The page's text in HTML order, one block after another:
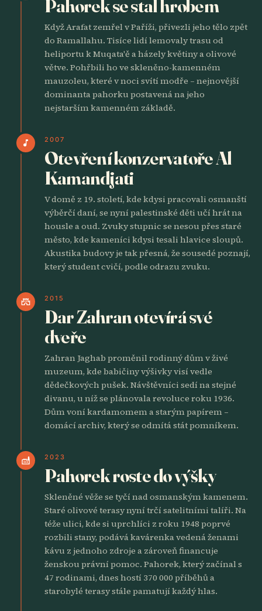
Pahorek se stal hrobem
Když Arafat zemřel v Paříži, přivezli jeho tělo zpět
do Ramallahu. Tisíce lidí lemovaly trasu od
heliportu k Muqata'ě a házely květiny a olivové
větve. Pohřbili ho ve skleněno-kamenném
mauzoleu, které v noci svítí modře – nejnovější
dominanta pahorku postavená na jeho
nejstarším kamenném základě.
music_note 2007
Otevření konzervatoře Al
Kamandjati
V domě z 19. století, kde kdysi pracovali osmanští
výběrčí daní, se nyní palestinské děti učí hrát na
housle a oud. Zvuky stupnic se nesou přes staré
město, kde kameníci kdysi tesali hlavice sloupů.
Akustika budovy je tak přesná, že sousedé poznají,
který student cvičí, podle odrazu zvuku.
castle 2015
Dar Zahran otevírá své
dveře
Zahran Jaghab proměnil rodinný dům v živé
muzeum, kde babičiny výšivky visí vedle
dědečkových pušek. Návštěvníci sedí na stejné
divanu, u níž se plánovala revoluce roku 1936.
Dům voní kardamomem a starým papírem –
domácí archiv, který se odmítá stát pomníkem.
factory 2023
Pahorek roste do výšky
Skleněné věže se tyčí nad osmanským kamenem.
Staré olivové terasy nyní trčí satelitními talíři. Na
téže ulici, kde si uprchlíci z roku 1948 poprvé
rozbili stany, podává kavárenka vedená ženami
kávu z jednoho zdroje a zároveň financuje
ženskou právní pomoc. Pahorek, který začínal s
47 rodinami, dnes hostí 370 000 příběhů a
starobylé terasy stále pamatují každý hlas.